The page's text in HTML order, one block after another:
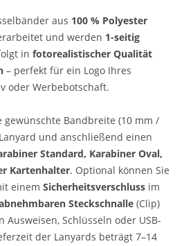
aus 100 % Polyester
und werden 1-seitig
in fotorealistischer Qualität
– perfekt für ein Logo Ihres
oder Werbebotschaft.
gewünschte Bandbreite (10 mm /
und anschließend einen
Standard, Karabiner Oval,
Kartenhalter. Optional können Sie
einem Sicherheitsverschluss im
Steckschnalle (Clip)
Ausweisen, Schlüsseln oder USB-
der Lanyards beträgt 7–14